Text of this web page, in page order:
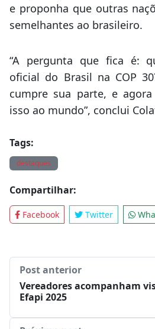
e proponha que outras
semelhantes ao brasileiro.
“A pergunta que fica é:
oficial do Brasil na COP
cumpre sua parte, e
isso ao mundo”, conclui
Tags:
destaques
Compartilhar:
Facebook Twitter
Post anterior
Vereadores acompanham
Efapi 2025